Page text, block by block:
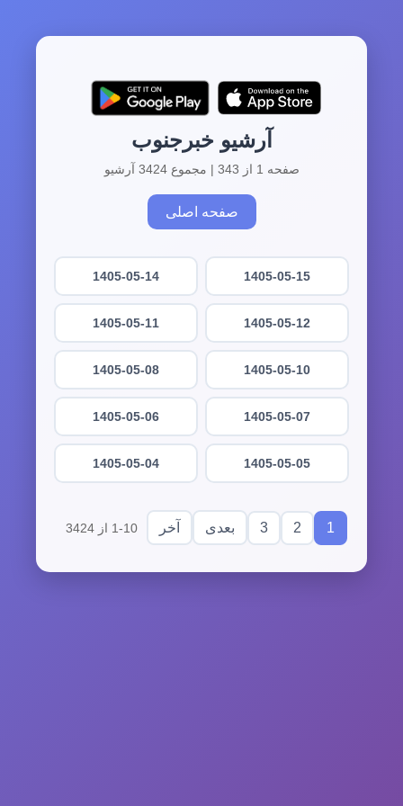
آرشیو خبرجنوب
صفحه 1 از 343 | مجموع 3424 آرشیو
صفحه اصلی
1405-05-15
1405-05-14
1405-05-12
1405-05-11
1405-05-10
1405-05-08
1405-05-07
1405-05-06
1405-05-05
1405-05-04
1
2
3 بعدی آخر 1-10 از 3424